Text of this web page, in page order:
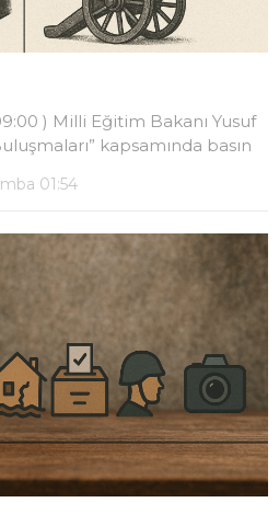
) Milli Eğitim Bakanı Yusuf
kapsamında basın
01:54